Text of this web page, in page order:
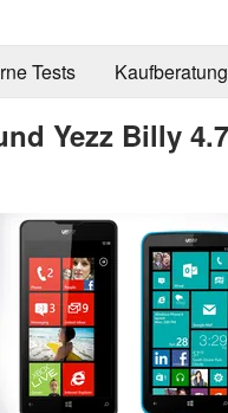
Tests Kaufberatung
Yezz Billy 4.7